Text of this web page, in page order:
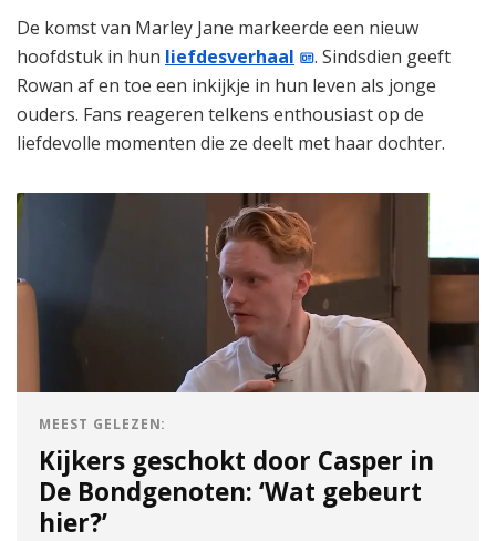
De komst van Marley Jane markeerde een nieuw
hoofdstuk in hun liefdesverhaal
. Sindsdien geeft
Rowan af en toe een inkijkje in hun leven als jonge
ouders. Fans reageren telkens enthousiast op de
liefdevolle momenten die ze deelt met haar dochter.
MEEST GELEZEN:
Kijkers geschokt door Casper in
De Bondgenoten: ‘Wat gebeurt
hier?’